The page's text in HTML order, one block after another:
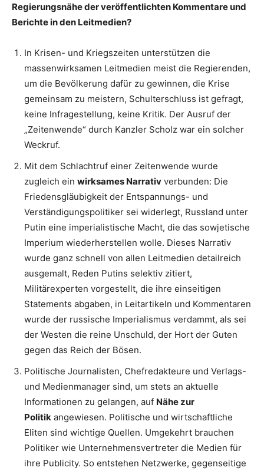
Regierungsnähe der veröffentlichten Kommentare und
Berichte in den Leitmedien?
In Krisen- und Kriegszeiten unterstützen die
massenwirksamen Leitmedien meist die Regierenden,
um die Bevölkerung dafür zu gewinnen, die Krise
gemeinsam zu meistern, Schulterschluss ist gefragt,
keine Infragestellung, keine Kritik. Der Ausruf der
„Zeitenwende“ durch Kanzler Scholz war ein solcher
Weckruf.
Mit dem Schlachtruf einer Zeitenwende wurde
zugleich ein wirksames Narrativ verbunden: Die
Friedensgläubigkeit der Entspannungs- und
Verständigungspolitiker sei widerlegt, Russland unter
Putin eine imperialistische Macht, die das sowjetische
Imperium wiederherstellen wolle. Dieses Narrativ
wurde ganz schnell von allen Leitmedien detailreich
ausgemalt, Reden Putins selektiv zitiert,
Militärexperten vorgestellt, die ihre einseitigen
Statements abgaben, in Leitartikeln und Kommentaren
wurde der russische Imperialismus verdammt, als sei
der Westen die reine Unschuld, der Hort der Guten
gegen das Reich der Bösen.
Politische Journalisten, Chefredakteure und Verlags-
und Medienmanager sind, um stets an aktuelle
Informationen zu gelangen, auf Nähe zur
Politik angewiesen. Politische und wirtschaftliche
Eliten sind wichtige Quellen. Umgekehrt brauchen
Politiker wie Unternehmensvertreter die Medien für
ihre Publicity. So entstehen Netzwerke, gegenseitige